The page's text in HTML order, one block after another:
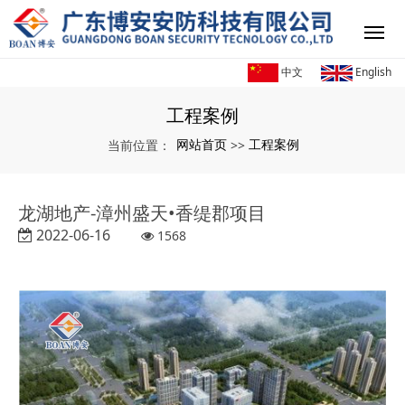
中文 English
工程案例
当前位置： 网站首页 >> 工程案例
龙湖地产-漳州盛天•香缇郡项目
2022-06-16 1568